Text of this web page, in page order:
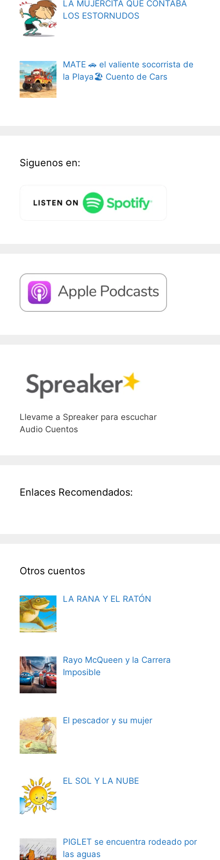
LA MUJERCITA QUE CONTABA
LOS ESTORNUDOS
MATE 🚗 el valiente socorrista de
la Playa🏖️ Cuento de Cars
Siguenos en:
Llevame a Spreaker para escuchar
Audio Cuentos
Enlaces Recomendados:
Otros cuentos
LA RANA Y EL RATÓN
Rayo McQueen y la Carrera
Imposible
El pescador y su mujer
EL SOL Y LA NUBE
PIGLET se encuentra rodeado por
las aguas